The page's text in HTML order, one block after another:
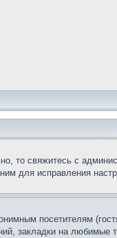
то свяжитесь с
для исправления
посетителям
закладки на любимые